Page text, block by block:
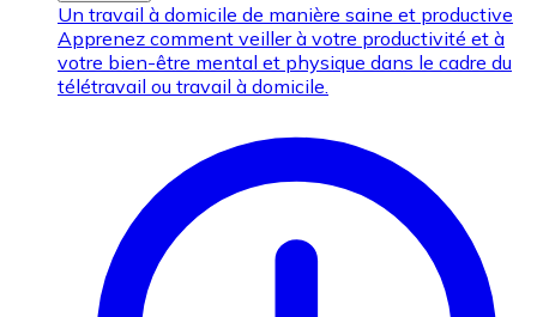
Un travail à domicile de manière saine et productive
Apprenez comment veiller à votre productivité et à
votre bien-être mental et physique dans le cadre du
télétravail ou travail à domicile.